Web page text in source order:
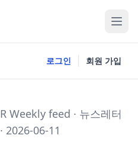
로그인 회원 가입
R Weekly feed · 뉴스레터
· 2026-06-11